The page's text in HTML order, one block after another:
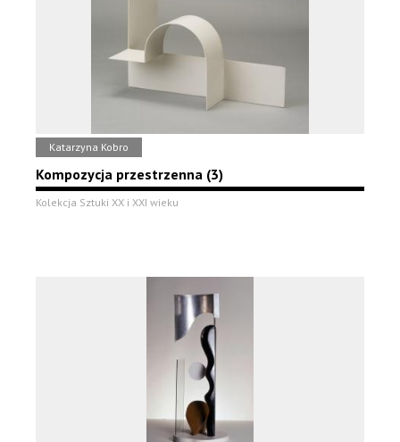
Katarzyna Kobro
Kompozycja przestrzenna (3)
Kolekcja Sztuki XX i XXI wieku